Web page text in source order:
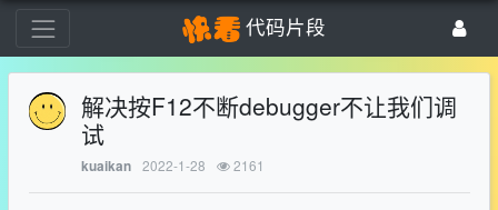
代码片段
解决按F12不断debugger不让我们调
试
kuaikan 2022-1-28 2161